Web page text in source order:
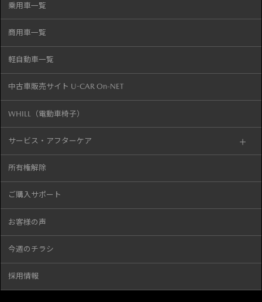
乗用車一覧
商用車一覧
軽自動車一覧
中古車販売サイト U-CAR On-NET
WHILL（電動車椅子）
サービス・アフターケア
所有権解除
ご購入サポート
お客様の声
今週のチラシ
採用情報